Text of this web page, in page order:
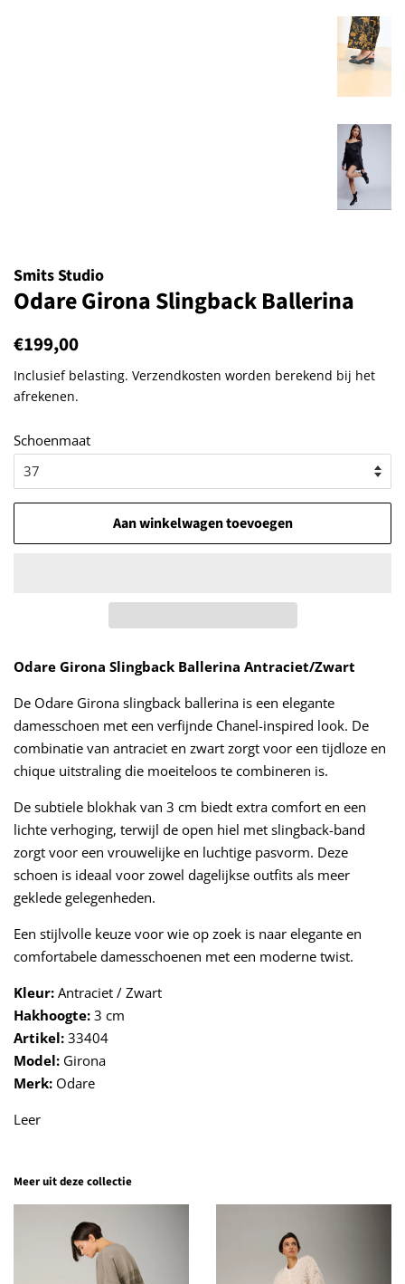
Smits Studio
Odare Girona Slingback Ballerina
Normale
€199,00
Inclusief belasting. Verzendkosten worden berekend bij het
afrekenen.
Schoenmaat
Aan winkelwagen toevoegen
Odare Girona Slingback Ballerina Antraciet/Zwart
De Odare Girona slingback ballerina is een elegante
damesschoen met een verfijnde Chanel-inspired look. De
combinatie van antraciet en zwart zorgt voor een tijdloze en
chique uitstraling die moeiteloos te combineren is.
De subtiele blokhak van 3 cm biedt extra comfort en een
lichte verhoging, terwijl de open hiel met slingback-band
zorgt voor een vrouwelijke en luchtige pasvorm. Deze
schoen is ideaal voor zowel dagelijkse outfits als meer
geklede gelegenheden.
Een stijlvolle keuze voor wie op zoek is naar elegante en
comfortabele damesschoenen met een moderne twist.
Kleur: Antraciet / Zwart
Hakhoogte: 3 cm
Artikel: 33404
Model: Girona
Merk: Odare
Leer
Meer uit deze collectie